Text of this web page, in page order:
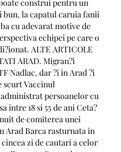
construi pentru un
bun, la capatul caruia fanii
cu adevarat motive de
echipei pe care o
ALTE ARTICOLE
ARAD. Migran?i
Nadlac, dar ?i in Arad ?i
scurt Vaccinul
persoanelor cu
intre 18 si 55 de ani Ceta?
de comiterea unei
Arad Barca rasturnata in
zi de cautari a celor